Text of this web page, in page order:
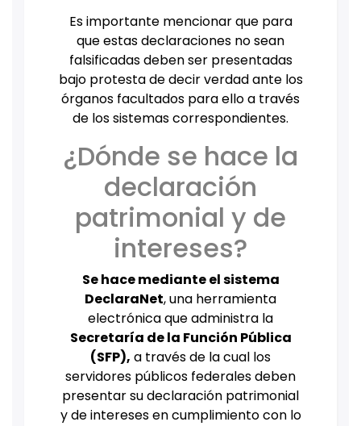
Es importante mencionar que para
que estas declaraciones no sean
falsificadas deben ser presentadas
bajo protesta de decir verdad ante los
órganos facultados para ello a través
de los sistemas correspondientes.
¿Dónde se hace la
declaración
patrimonial y de
intereses?
Se hace mediante el sistema
DeclaraNet, una herramienta
electrónica que administra la
Secretaría de la Función Pública
(SFP), a través de la cual los
servidores públicos federales deben
presentar su declaración patrimonial
y de intereses en cumplimiento con lo